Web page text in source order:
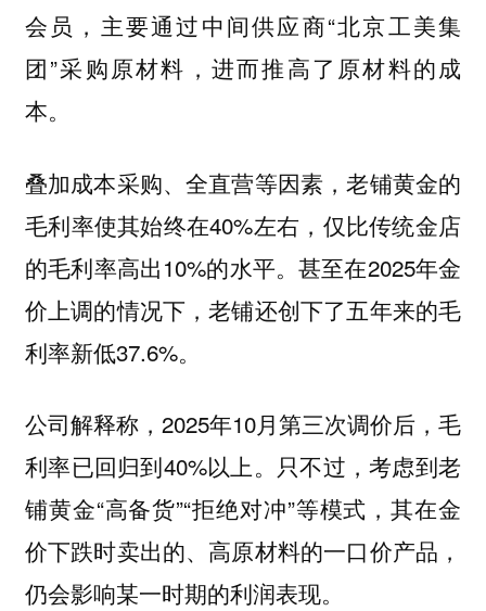
会员，主要通过中间供应商“北京工美集
团”采购原材料，进而推高了原材料的成
本。
叠加成本采购、全直营等因素，老铺黄金的
毛利率使其始终在40%左右，仅比传统金店
的毛利率高出10%的水平。甚至在2025年金
价上调的情况下，老铺还创下了五年来的毛
利率新低37.6%。
公司解释称，2025年10月第三次调价后，毛
利率已回归到40%以上。只不过，考虑到老
铺黄金“高备货”“拒绝对冲”等模式，其在金
价下跌时卖出的、高原材料的一口价产品，
仍会影响某一时期的利润表现。